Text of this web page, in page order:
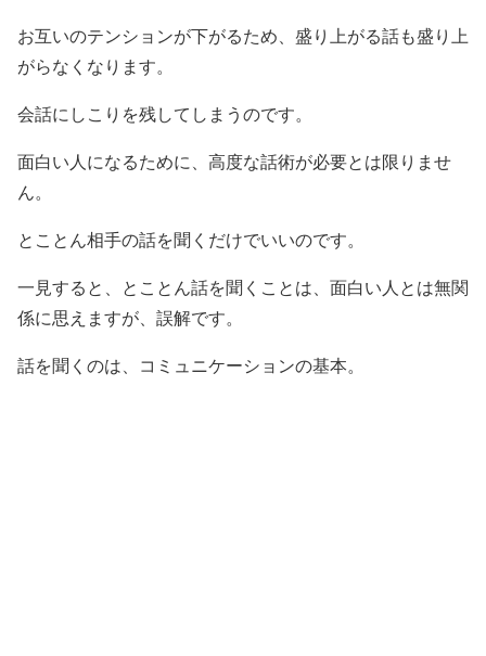
お互いのテンションが下がるため、盛り上がる話も盛り上
がらなくなります。
会話にしこりを残してしまうのです。
面白い人になるために、高度な話術が必要とは限りませ
ん。
とことん相手の話を聞くだけでいいのです。
一見すると、とことん話を聞くことは、面白い人とは無関
係に思えますが、誤解です。
話を聞くのは、コミュニケーションの基本。